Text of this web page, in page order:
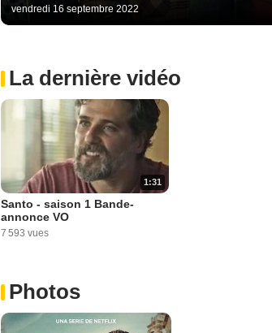
vendredi 16 septembre 2022
La dernière vidéo
1:31
Santo - saison 1 Bande-
annonce VO
7 593 vues
Photos